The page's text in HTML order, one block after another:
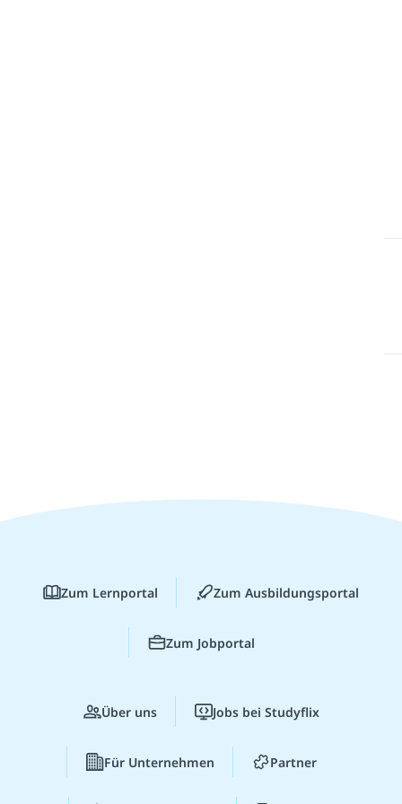
Zum Lernportal Zum Ausbildungsportal
Zum Jobportal
Über uns Jobs bei Studyflix
Für Unternehmen Partner